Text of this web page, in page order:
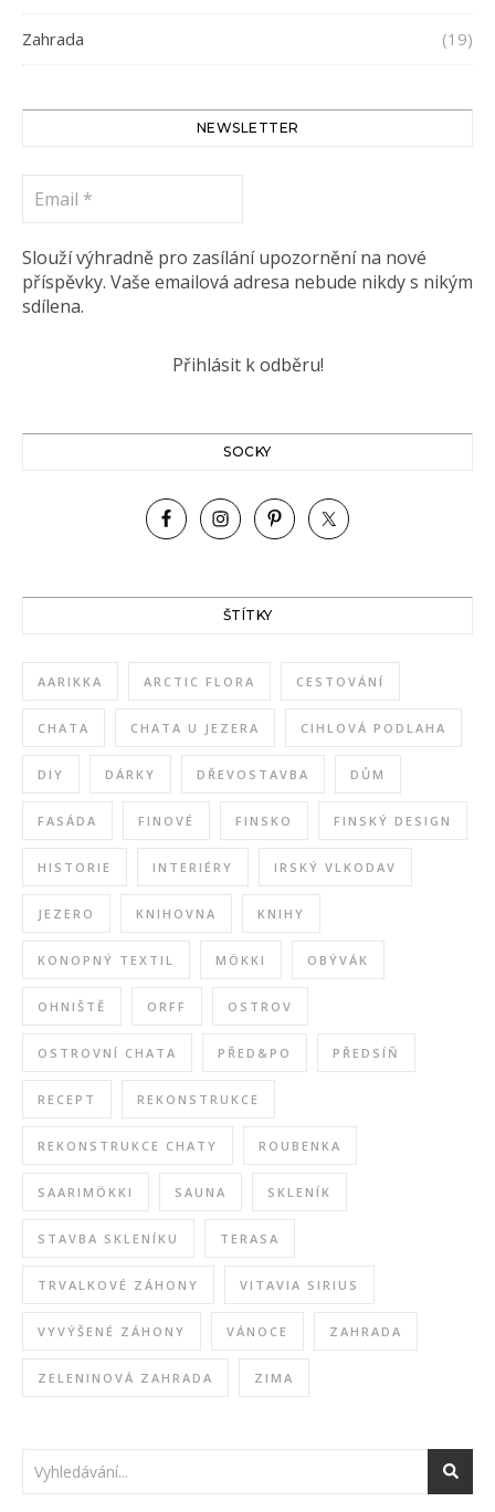
Zahrada (19)
NEWSLETTER
Slouží výhradně pro zasílání upozornění na nové
příspěvky. Vaše emailová adresa nebude nikdy s nikým
sdílena.
SOCKY
ŠTÍTKY
AARIKKA ARCTIC FLORA CESTOVÁNÍ
CHATA CHATA U JEZERA CIHLOVÁ PODLAHA
DIY DÁRKY DŘEVOSTAVBA DŮM
FASÁDA FINOVÉ FINSKO FINSKÝ DESIGN
HISTORIE INTERIÉRY IRSKÝ VLKODAV
JEZERO KNIHOVNA KNIHY
KONOPNÝ TEXTIL MÖKKI OBÝVÁK
OHNIŠTĚ ORFF OSTROV
OSTROVNÍ CHATA PŘED&PO PŘEDSÍŇ
RECEPT REKONSTRUKCE
REKONSTRUKCE CHATY ROUBENKA
SAARIMÖKKI SAUNA SKLENÍK
STAVBA SKLENÍKU TERASA
TRVALKOVÉ ZÁHONY VITAVIA SIRIUS
VYVÝŠENÉ ZÁHONY VÁNOCE ZAHRADA
ZELENINOVÁ ZAHRADA ZIMA